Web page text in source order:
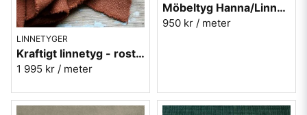
LINNETYGER
Kraftigt linnetyg - rostrött möbeltyg - Enzimi Brick 540
1 995 kr / meter
Möbeltyg Hanna/Linnea rosa nr.35 - Carl Malmstens-kvalitet
950 kr / meter